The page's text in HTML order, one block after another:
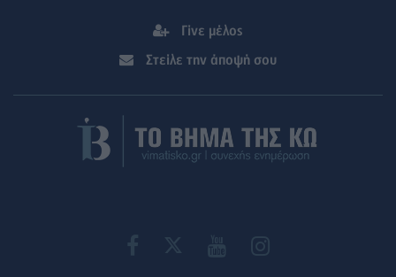
Γίνε μέλος
Στείλε την άποψή σου